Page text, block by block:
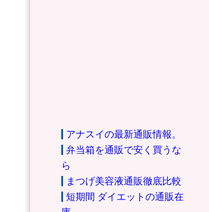
アナスイの最新通販情報。
弁当箱を通販で安く買うな
ら
まつげ美容液通販徹底比較
短期間 ダイエットの通販在